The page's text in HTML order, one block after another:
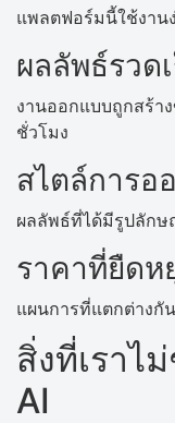
แพลตฟอร์มนี้ใช้งาน
ผลลัพธ์รวด
งานออกแบบถูกสร้า
ชั่วโมง
สไตล์การอ
ผลลัพธ์ที่ได้มีรูปลักษ
ราคาที่ยืดห
แผนการที่แตกต่างกั
สิ่งที่เราไ
AI